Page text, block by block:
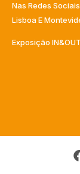
Nas Redes
Lisboa E
Exposição